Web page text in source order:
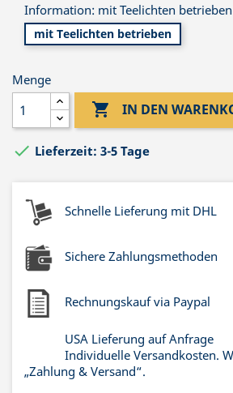
Information: mit Teelichten betrieben
mit Teelichten betrieben
Menge
 IN DEN
 Lieferzeit: 3-5 Tage
Schnelle Lieferung mit DHL
Sichere Zahlungsmethoden
Rechnungskauf via Paypal
USA Lieferung auf Anfrage
Individuelle Versandkosten.
„Zahlung & Versand“.